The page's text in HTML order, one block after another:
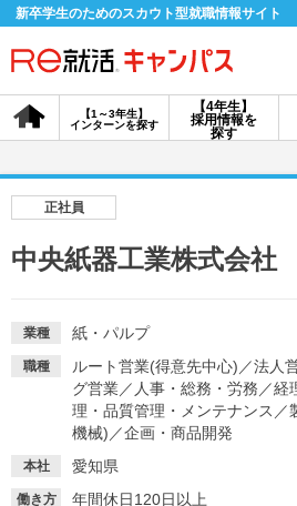
新卒学生のためのスカウト型就職情報サイト
【4年生】
採用情報を
探す
【1～3年生】
インターンを探す
会員登録
採用情報を探す
イベントを探す スカウト
就活ノウハウ・サポート
正社員
中央紙器工業株式会社
業種 紙・パルプ
職種 ルート営業(得意先中心) ／法人
グ営業／ 人事・総務・労務 ／経
理・品質管理・メンテナンス ／
機械) ／企画・商品開発
本社 愛知県
働き方
年間休日120日以上